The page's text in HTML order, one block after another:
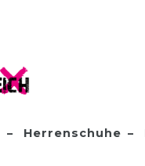
Herrenschuhe